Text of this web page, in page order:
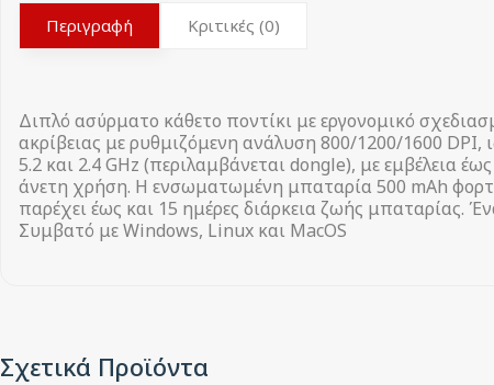
Περιγραφή Κριτικές (0)
Διπλό ασύρματο κάθετο ποντίκι με εργονομικό
ακρίβειας με ρυθμιζόμενη ανάλυση 800/1200/1600 DPI,
5.2 και 2.4 GHz (περιλαμβάνεται dongle), με εμβέλεια
άνετη χρήση. Η ενσωματωμένη μπαταρία 500 mAh
παρέχει έως και 15 ημέρες διάρκεια ζωής μπαταρίας.
Συμβατό με Windows, Linux και MacOS
Σχετικά Προϊόντα